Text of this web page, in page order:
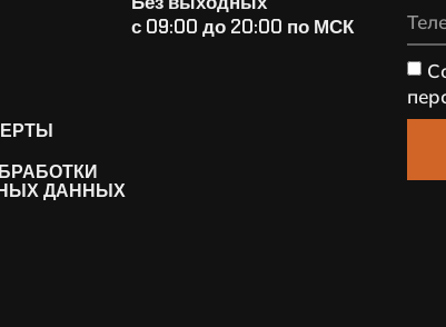
ДАННЫХ
с 09:00 до 20:00 по МСК